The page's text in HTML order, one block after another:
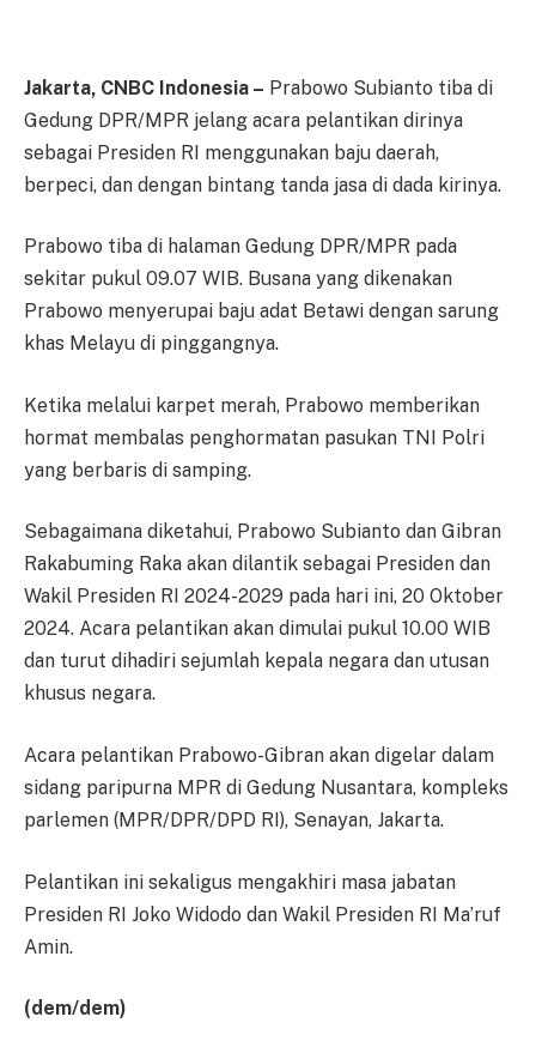
Jakarta, CNBC Indonesia – Prabowo Subianto tiba di
Gedung DPR/MPR jelang acara pelantikan dirinya
sebagai Presiden RI menggunakan baju daerah,
berpeci, dan dengan bintang tanda jasa di dada kirinya.
Prabowo tiba di halaman Gedung DPR/MPR pada
sekitar pukul 09.07 WIB. Busana yang dikenakan
Prabowo menyerupai baju adat Betawi dengan sarung
khas Melayu di pinggangnya.
Ketika melalui karpet merah, Prabowo memberikan
hormat membalas penghormatan pasukan TNI Polri
yang berbaris di samping.
Sebagaimana diketahui, Prabowo Subianto dan Gibran
Rakabuming Raka akan dilantik sebagai Presiden dan
Wakil Presiden RI 2024-2029 pada hari ini, 20 Oktober
2024. Acara pelantikan akan dimulai pukul 10.00 WIB
dan turut dihadiri sejumlah kepala negara dan utusan
khusus negara.
Acara pelantikan Prabowo-Gibran akan digelar dalam
sidang paripurna MPR di Gedung Nusantara, kompleks
parlemen (MPR/DPR/DPD RI), Senayan, Jakarta.
Pelantikan ini sekaligus mengakhiri masa jabatan
Presiden RI Joko Widodo dan Wakil Presiden RI Ma’ruf
Amin.
(dem/dem)